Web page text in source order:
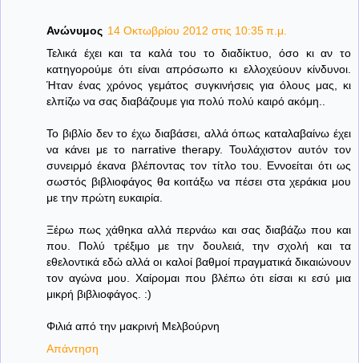
Ανώνυμος 14 Οκτωβρίου 2012 στις 10:35 π.μ.
Τελικά έχει και τα καλά του το διαδίκτυο, όσο κι αν το
κατηγορούμε ότι είναι απρόσωπο κι ελλοχεύουν κίνδυνοι.
Ήταν ένας χρόνος γεμάτος συγκινήσεις για όλους μας, κι
ελπίζω να σας διαβάζουμε για πολύ πολύ καιρό ακόμη..
Το βιβλίο δεν το έχω διαβάσει, αλλά όπως καταλαβαίνω έχει
να κάνει με το narrative therapy. Τουλάχιστον αυτόν τον
συνειρμό έκανα βλέποντας τον τίτλο του. Εννοείται ότι ως
σωστός βιβλιοφάγος θα κοιτάξω να πέσει στα χεράκια μου
με την πρώτη ευκαιρία.
Ξέρω πως χάθηκα αλλά περνάω και σας διαβάζω που και
που. Πολύ τρέξιμο με την δουλειά, την σχολή και τα
εθελοντικά εδώ αλλά οι καλοί βαθμοί πραγματικά δικαιώνουν
τον αγώνα μου. Χαίρομαι που βλέπω ότι είσαι κι εσύ μια
μικρή βιβλιοφάγος. :)
Φιλιά από την μακρινή Μελβούρνη
Απάντηση